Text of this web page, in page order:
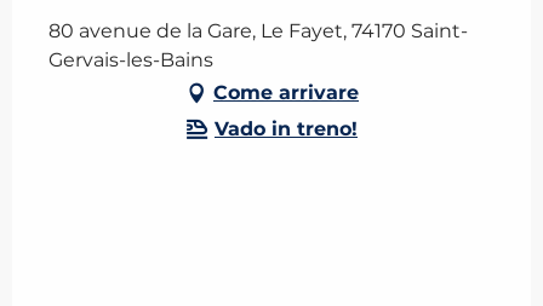
80 avenue de la Gare, Le Fayet, 74170 Saint-
Gervais-les-Bains
Come arrivare
Vado in treno!